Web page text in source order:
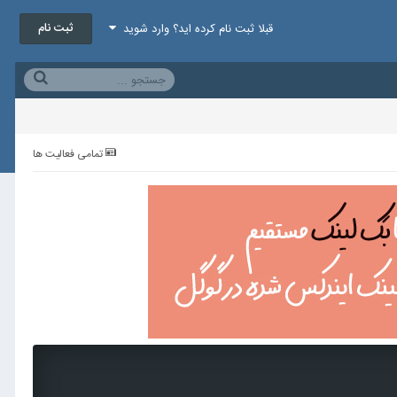
قبلا ثبت نام کرده اید؟ وارد شوید ثبت نام
تمامی فعالیت ها